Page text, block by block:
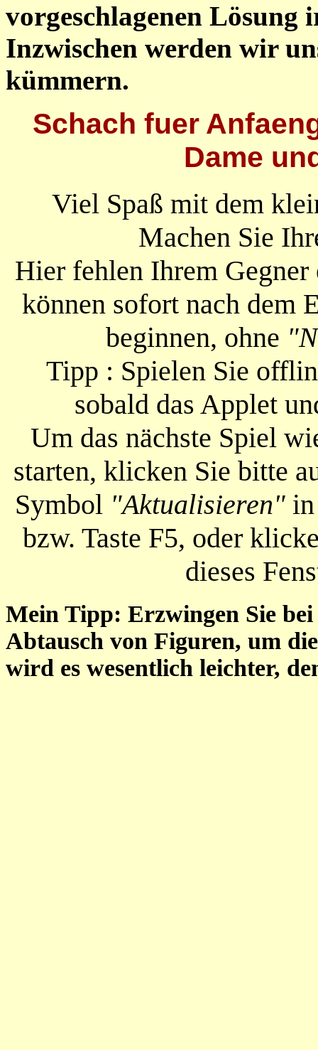
vorgeschlagenen
Inzwischen werden wir
kümmern.
Schach fuer
Dame
Viel Spaß mit dem
Machen Sie
Hier fehlen Ihrem
können sofort nach dem
beginnen, ohne
Tipp : Spielen Sie
sobald das Applet
Um das nächste Spiel
starten, klicken Sie bitte
Symbol "Aktualisieren"
bzw. Taste F5, oder
dieses
Mein Tipp: Erzwingen Sie
Abtausch von Figuren, um
wird es wesentlich leichter,